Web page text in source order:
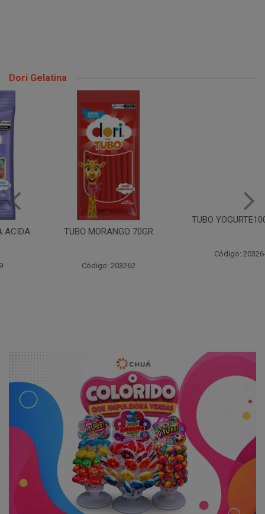
Dori Gelatina
TUBO MORANGO 70GR
Código: 203262
TUBO YOGURTE100 70GR
Código: 203264